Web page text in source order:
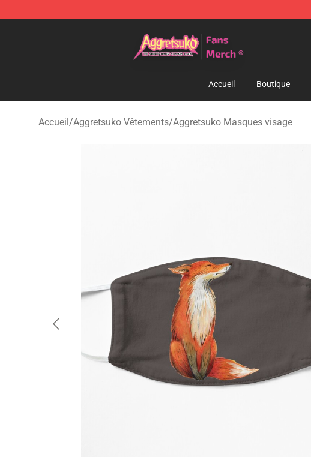
Accueil Boutique
Accueil/Aggretsuko Vêtements/Aggretsuko Masques visage